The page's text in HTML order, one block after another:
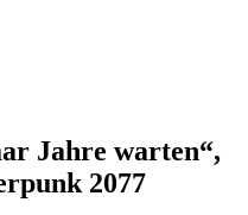
Jahre warten“,
2077